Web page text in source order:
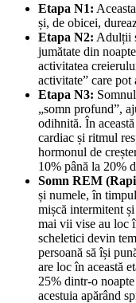
Etapa N1:
și, de obicei,
Etapa N2: Adulții
jumătate din
activitatea
activitate” care
Etapa N3:
„somn profund”,
odihnită. În
cardiac și ritmul
hormonul de
10% până la 20%
Somn REM
și numele, în
mișcă intermitent
mai vii vise au loc
scheletici devin
persoană să își
are loc în această
25% dintr-o
acestuia apărând